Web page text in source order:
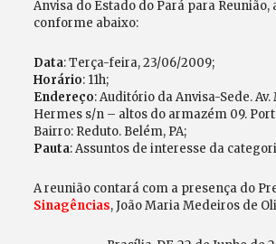
Anvisa do Estado do Pará para Reunião,
conforme abaixo:
Data: Terça-feira, 23/06/2009;
Horário: 11h;
Endereço: Auditório da Anvisa-Sede.
Hermes s/n – altos do armazém 09.
Bairro: Reduto. Belém, PA;
Pauta: Assuntos de interesse da
A reunião contará com a presença do
Sinagências, João Maria Medeiros de